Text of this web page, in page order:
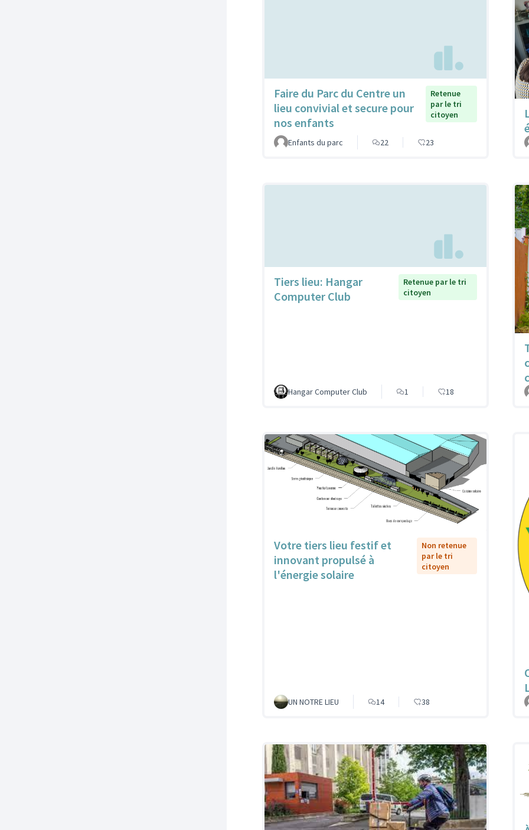
Faire du Parc du Centre un
lieu convivial et secure pour
nos enfants
Retenue
par le tri
citoyen
Enfants du parc 22 23
Tiers lieu: Hangar
Computer Club
Retenue par le tri
citoyen
Hangar Computer Club 1 18
Votre tiers lieu festif et
innovant propulsé à
l'énergie solaire
Non retenue
par le tri
citoyen
UN NOTRE LIEU 14 38